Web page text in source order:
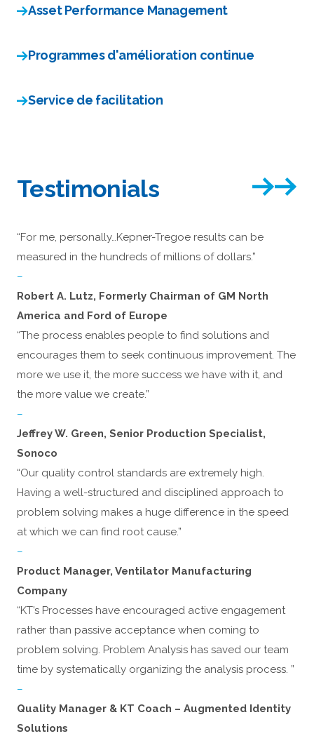
Asset Performance Management
Programmes d'amélioration continue
Service de facilitation
Testimonials
“For me, personally…Kepner-Tregoe results can be
measured in the hundreds of millions of dollars.”
–
Robert A. Lutz, Formerly Chairman of GM North
America and Ford of Europe
“The process enables people to find solutions and
encourages them to seek continuous improvement. The
more we use it, the more success we have with it, and
the more value we create.”
–
Jeffrey W. Green, Senior Production Specialist,
Sonoco
“Our quality control standards are extremely high.
Having a well-structured and disciplined approach to
problem solving makes a huge difference in the speed
at which we can find root cause.”
–
Product Manager, Ventilator Manufacturing
Company
“KT’s Processes have encouraged active engagement
rather than passive acceptance when coming to
problem solving. Problem Analysis has saved our team
time by systematically organizing the analysis process. ”
–
Quality Manager & KT Coach – Augmented Identity
Solutions